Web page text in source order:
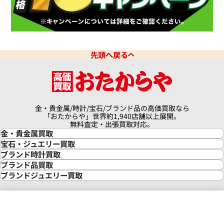
先頭へ戻る
金・貴金属/時計/宝石/ブランド品の高価買取なら
「おたからや」世界約1,940店舗以上展開。
無料査定・出張買取対応。
金・貴金属買取
金買取
金の相場価格情報
金の参考買取価格一覧
インゴット買取
インゴットの相場価格情報
24金買取
宝石・ジュエリー買取
宝石・ジュエリー買取
ダイヤモンド買取
ダイヤモンド・宝石の参考価格一覧
リング・結婚指輪買取
エメラルド買取
ブランド時計買取
時計買取
ロレックス買取
ロレックス デイトナ買取
ロレックス サブマリーナー買取
ブランド品買取
ブランド買取
ブランドジュエリー買取